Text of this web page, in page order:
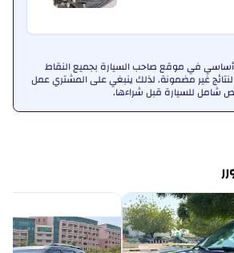
أساسي في موقع صاحب السيارة بجميع النقاط
غير مضمونة. لذلك ينبغي على المشتري عمل
شامل للسيارة قبل شراءها.